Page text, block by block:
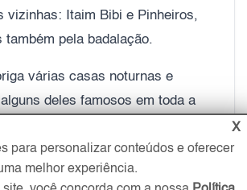
vizinhas: Itaim Bibi e Pinheiros,
também pela badalação.
várias casas noturnas e
deles famosos em toda a
da cidade, está localizada a
da área residencial da Vila
X
para personalizar conteúdos e oferecer
melhor experiência.